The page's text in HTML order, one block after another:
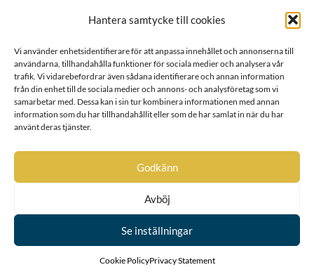
Hantera samtycke till cookies
Vi använder enhetsidentifierare för att anpassa innehållet och annonserna till
användarna, tillhandahålla funktioner för sociala medier och analysera vår
trafik. Vi vidarebefordrar även sådana identifierare och annan information
från din enhet till de sociala medier och annons- och analysföretag som vi
samarbetar med. Dessa kan i sin tur kombinera informationen med annan
information som du har tillhandahållit eller som de har samlat in när du har
använt deras tjänster.
Godkänn
Avböj
Se inställningar
Cookie PolicyPrivacy Statement
Douglies
313
Drakenberg
946
Drakenfelt
510
Drakenhielm
1028
Drakensköld
531
Drakenstierna
451
Dreffenfelt
369
Dreffensköld
Ointroducerad
von Dreijling
969
Drommel
von Duderberg
Ointroducerad
von Dunte
von Dunten